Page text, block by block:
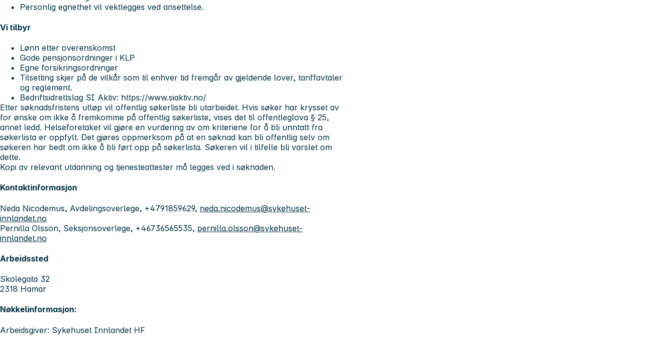
Personlig egnethet vil vektlegges ved ansettelse.
Vi tilbyr
Lønn etter overenskomst
Gode pensjonsordninger i KLP
Egne forsikringsordninger
Tilsetting skjer på de vilkår som til enhver tid fremgår av gjeldende lover, tariffavtaler
og reglement.
Bedriftsidrettslag SI Aktiv: https://www.siaktiv.no/
Etter søknadsfristens utløp vil offentlig søkerliste bli utarbeidet. Hvis søker har krysset av
for ønske om ikke å fremkomme på offentlig søkerliste, vises det til offentleglova § 25,
annet ledd. Helseforetaket vil gjøre en vurdering av om kriteriene for å bli unntatt fra
søkerlista er oppfylt. Det gjøres oppmerksom på at en søknad kan bli offentlig selv om
søkeren har bedt om ikke å bli ført opp på søkerlista. Søkeren vil i tilfelle bli varslet om
dette.
Kopi av relevant utdanning og tjenesteattester må legges ved i søknaden.
Kontaktinformasjon
Neda Nicodemus, Avdelingsoverlege, +4791859629, neda.nicodemus@sykehuset-
innlandet.no
Pernilla Olsson, Seksjonsoverlege, +46736565535, pernilla.olsson@sykehuset-
innlandet.no
Arbeidssted
Skolegata 32
2318 Hamar
Nøkkelinformasjon:
Arbeidsgiver: Sykehuset Innlandet HF